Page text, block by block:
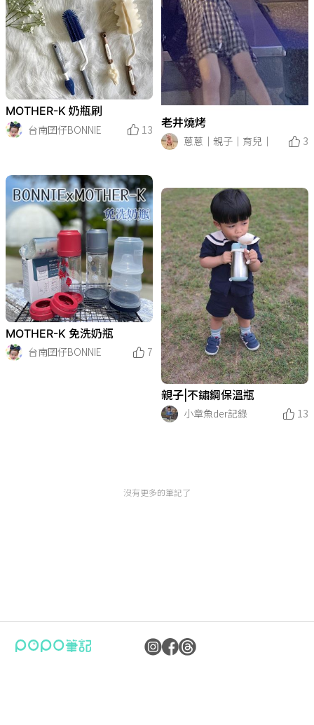
老井燒烤
蔥蔥｜親子｜育兒｜
3
MOTHER-K 奶瓶刷
台南囝仔BONNIE
13
MOTHER-K 免洗奶瓶
台南囝仔BONNIE
7
親子|不鏽鋼保溫瓶
小章魚der記錄
13
沒有更多的筆記了